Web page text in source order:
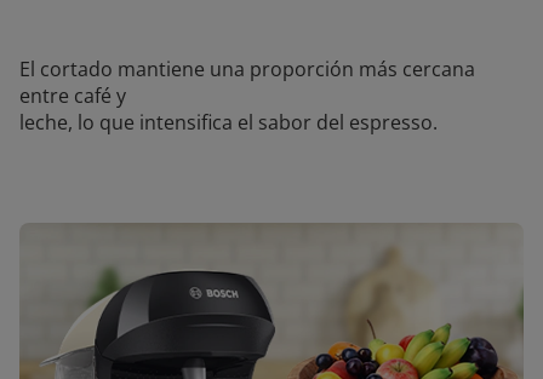
El cortado mantiene una proporción más cercana
entre café y
leche, lo que intensifica el sabor del espresso.